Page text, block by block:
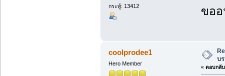
กระทู้: 13412 ขอ
coolprodee1
Hero Member
บ
« ตอบกลั